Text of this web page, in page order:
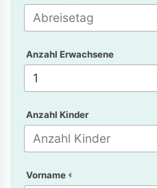
Anzahl Erwachsene
Anzahl Kinder
Vorname